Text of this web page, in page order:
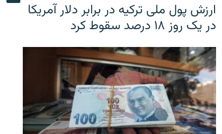
ارزش پول ملی ترکیه در برابر دلار آمریکا
در یک روز ۱۸ درصد سقوط کرد